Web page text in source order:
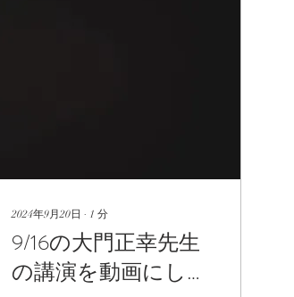
2024年9月20日 ∙ 1 分
9/16の大門正幸先生
の講演を動画にしま